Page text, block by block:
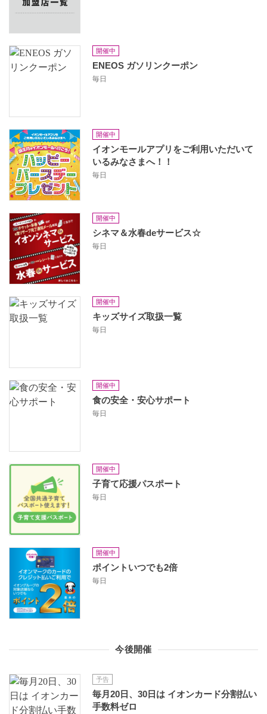
開催中
ENEOS ガソリンクーポン
毎日
開催中
イオンモールアプリをご利用いただいて
いるみなさまへ！！
毎日
開催中
シネマ＆水春deサービス☆
毎日
開催中
キッズサイズ取扱一覧
毎日
開催中
食の安全・安心サポート
毎日
開催中
子育て応援パスポート
毎日
開催中
ポイントいつでも2倍
毎日
今後開催
予告
毎月20日、30日は イオンカード分割払い
手数料ゼロ